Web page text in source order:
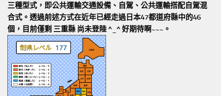
三種型式，即公共運輸交通設備、自駕、公共運輸搭配自駕混
合式。透過前述方式在近年已經走過日本47都道府縣中的46
個，目前僅剩 三重縣 尚未登陸 ^_^ 好期待啊~~~。